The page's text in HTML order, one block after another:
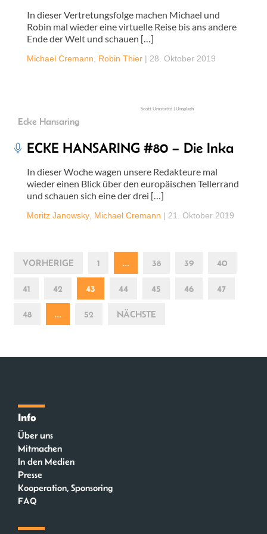
In dieser Vertretungsfolge machen Michael und
Robin mal wieder eine virtuelle Reise bis ans andere
Ende der Welt und schauen […]
Michael Cremann Robin Thier | 28. Oktober 2019
Scott Umstattd | Unsplash
Ecke Hansaring
ECKE HANSARING #80 – Die Inka
In dieser Woche wagen unsere Redakteure mal
wieder einen Blick über den europäischen Tellerrand
und schauen sich eine der drei […]
Moritz Janowsky Michael Cremann | 21. Oktober 2019
VORHERIGE 1 … 38 39 40
41 42 43 44 45 46 47
48 … 52 NÄCHSTE
Info
Über uns
Mitmachen
In den Medien
Presse
Kooperation, Sponsoring
FAQ